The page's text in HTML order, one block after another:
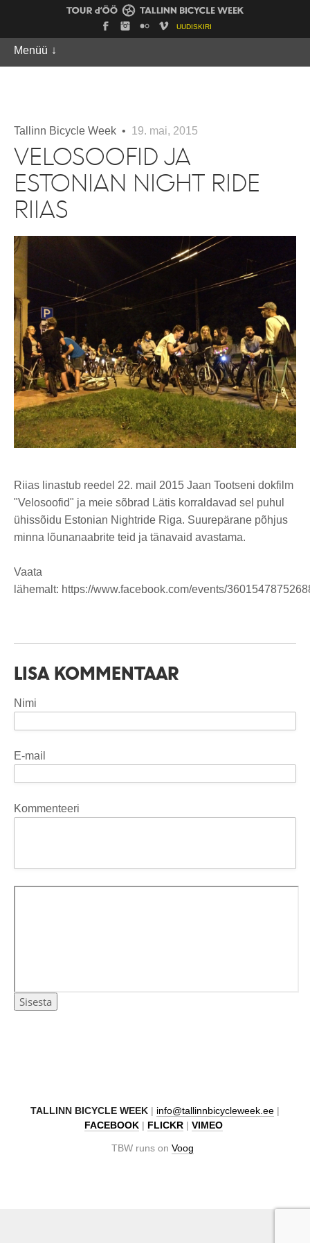
UUDISKIRI
Menüü ↓
Tallinn Bicycle Week • 19. mai, 2015
VELOSOOFID JA
ESTONIAN NIGHT RIDE
RIIAS
Riias linastub reedel 22. mail 2015 Jaan Tootseni dokfilm
"Velosoofid" ja meie sõbrad Lätis korraldavad sel puhul
ühissõidu Estonian Nightride Riga. Suurepärane põhjus
minna lõunanaabrite teid ja tänavaid avastama.
Vaata
lähemalt: https://www.facebook.com/events/
LISA KOMMENTAAR
Nimi
E-mail
Kommenteeri
TAL LINN BICYCLE WEEK info@tallinnbicycleweek.ee
FACEBOOK
FLICKR VIMEO
TBW runs on Voog